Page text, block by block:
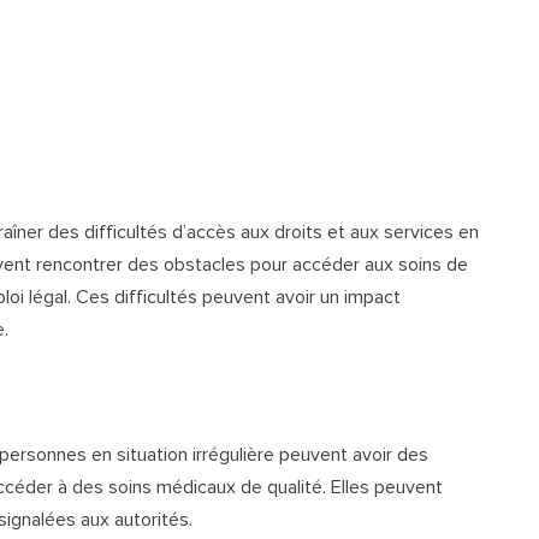
des difficultés d’accès aux droits et aux services en
rencontrer des obstacles pour accéder aux soins de
légal. Ces difficultés peuvent avoir un impact
en situation irrégulière peuvent avoir des
à des soins médicaux de qualité. Elles peuvent
aux autorités.